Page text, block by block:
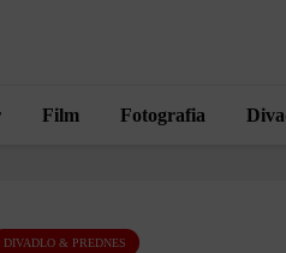
Film Fotografia
DIVADLO & PREDNES